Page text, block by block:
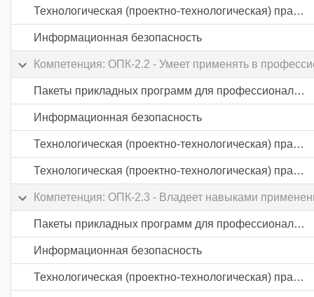
Технологическая (проектно-технологическая) практика
Информационная безопасность
Компетенция: ОПК-2.2 - Умеет применять в
Пакеты прикладных программ для профессиональной деятельности
Информационная безопасность
Технологическая (проектно-технологическая) практика
Технологическая (проектно-технологическая) практика
Компетенция: ОПК-2.3 - Владеет навыками
Пакеты прикладных программ для профессиональной деятельности
Информационная безопасность
Технологическая (проектно-технологическая) практика